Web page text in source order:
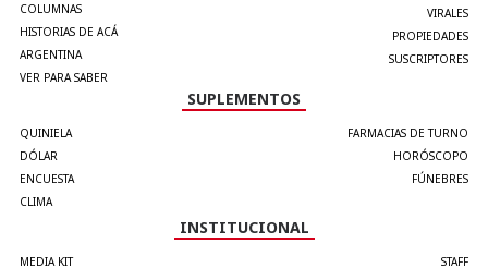
COLUMNAS
HISTORIAS DE ACÁ
ARGENTINA
VER PARA SABER
VIRALES
PROPIEDADES
SUSCRIPTORES
SUPLEMENTOS
QUINIELA
DÓLAR
ENCUESTA
CLIMA
FARMACIAS DE TURNO
HORÓSCOPO
FÚNEBRES
INSTITUCIONAL
MEDIA KIT STAFF